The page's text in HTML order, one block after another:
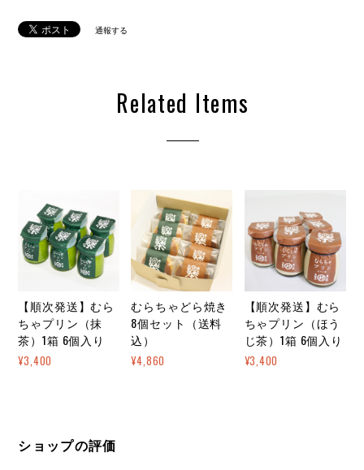
通報する
Related Items
【順次発送】むら
ちゃプリン（抹
茶）1箱 6個入り
¥3,400
むらちゃどら焼き
8個セット（送料
込）
¥4,860
【順次発送】むら
ちゃプリン（ほう
じ茶）1箱 6個入り
¥3,400
ショップの評価